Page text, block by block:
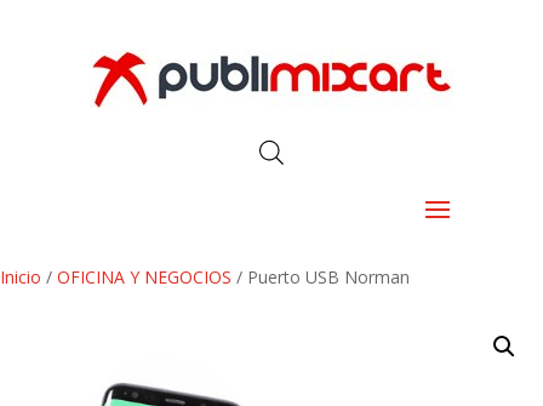
Inicio / OFICINA Y NEGOCIOS / Puerto USB Norman